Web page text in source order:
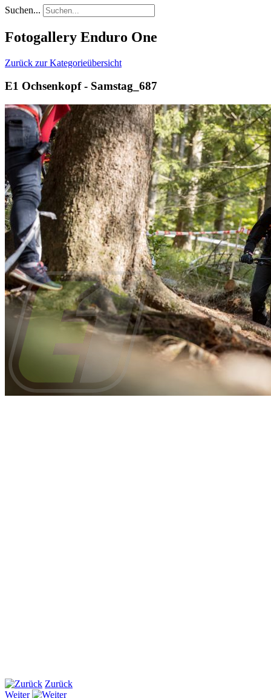
Suchen...
Fotogallery Enduro One
Zurück zur Kategorieübersicht
E1 Ochsenkopf - Samstag_687
Zurück
Weiter